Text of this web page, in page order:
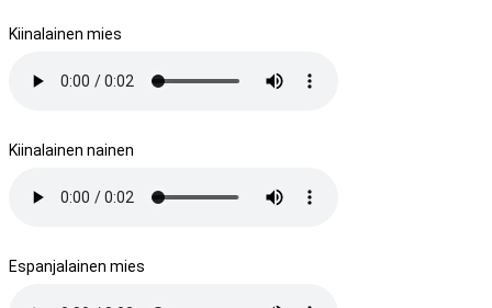
Kiinalainen mies
Kiinalainen nainen
Espanjalainen mies